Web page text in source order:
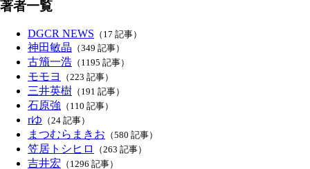
著者一覧
DGCR NEWS （17 記事）
神田敏晶 （349 記事）
古籏一浩 （1195 記事）
モモヨ （223 記事）
三井英樹 （191 記事）
石原強 （110 記事）
rゆ （24 記事）
まつむらまきお （580 記事）
笠居トシヒロ （263 記事）
吉井宏 （1296 記事）